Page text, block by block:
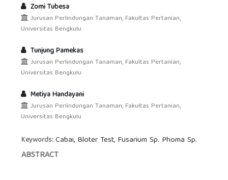
Zomi Tubesa
Jurusan Perlindungan Tanaman, Fakultas Pertanian,
Universitas Bengkulu
Tunjung Pamekas
Jurusan Perlindungan Tanaman, Fakultas Pertanian,
Universitas Bengkulu
Metiya Handayani
Jurusan Perlindungan Tanaman, Fakultas Pertanian,
Universitas Bengkulu
Keywords:Cabai, Bloter Test, Fusarium Sp. Phoma Sp.
ABSTRACT